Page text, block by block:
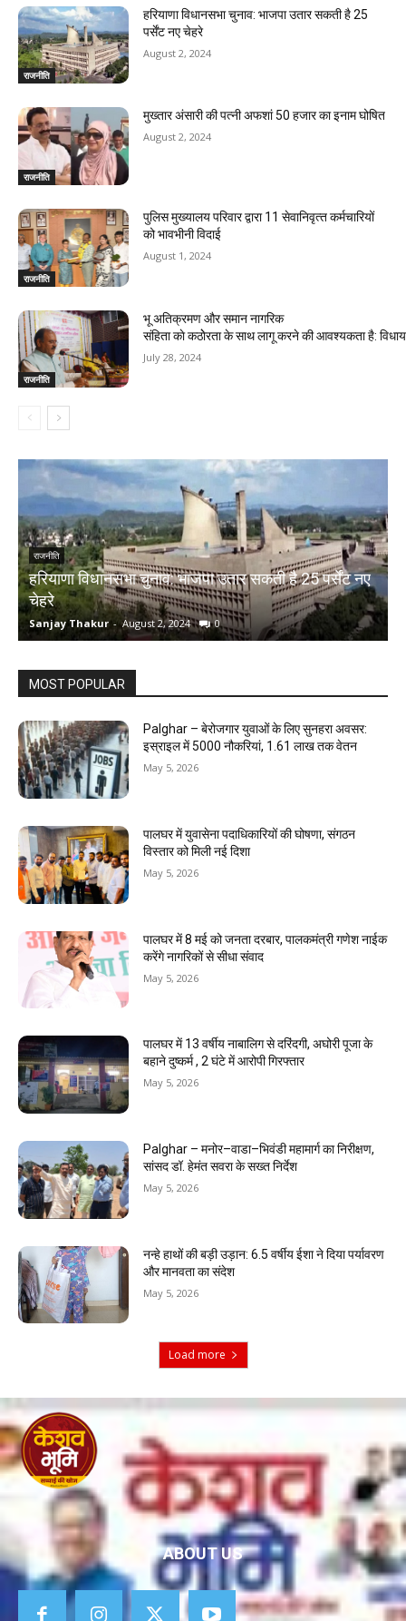
राजनीति
हरियाणा विधानसभा चुनाव: भाजपा उतार सकती है 25
पर्सेंट नए चेहरे
August 2, 2024
राजनीति
मुख्तार अंसारी की पत्नी अफशां 50 हजार का इनाम घोषित
August 2, 2024
राजनीति
पुलिस मुख्यालय परिवार द्वारा 11 सेवानिवृत्‍त कर्मचारियों
को भावभीनी विदाई
August 1, 2024
राजनीति
भू अतिक्रमण और समान नागरिक
संहिता काे कठाेेरता के साथ लागू करने की आवश्यकता है:
July 28, 2024
राजनीति
हरियाणा विधानसभा चुनाव: भाजपा उतार सकती है 25 पर्सेंट नए
चेहरे
Sanjay Thakur - August 2, 2024 0
MOST POPULAR
Palghar – बेरोजगार युवाओं के लिए सुनहरा अवसर:
इस्राइल में 5000 नौकरियां, ₹1.61 लाख तक वेतन
May 5, 2026
पालघर में युवासेना पदाधिकारियों की घोषणा, संगठन
विस्तार को मिली नई दिशा
May 5, 2026
पालघर में 8 मई को जनता दरबार, पालकमंत्री गणेश नाईक
करेंगे नागरिकों से सीधा संवाद
May 5, 2026
पालघर में 13 वर्षीय नाबालिग से दरिंदगी, अघोरी पूजा के
बहाने दुष्कर्म , 2 घंटे में आरोपी गिरफ्तार
May 5, 2026
Palghar – मनोर–वाडा–भिवंडी महामार्ग का निरीक्षण,
सांसद डॉ. हेमंत सवरा के सख्त निर्देश
May 5, 2026
नन्हे हाथों की बड़ी उड़ान: 6.5 वर्षीय ईशा ने दिया पर्यावरण
और मानवता का संदेश
May 5, 2026
Load more
ABOUT US